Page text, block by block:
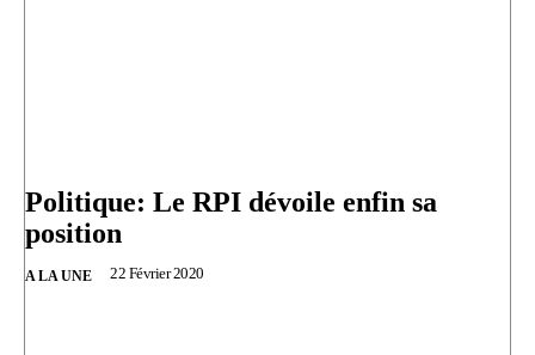
Politique: Le RPI dévoile enfin sa
position
A LA UNE 22 Février 2020